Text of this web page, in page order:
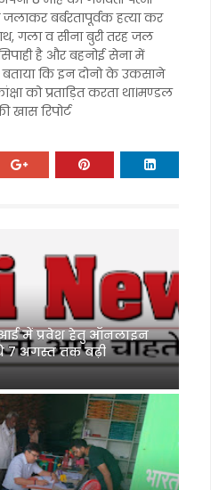
बर्बरतापूर्वक हत्या कर
गला व सीना बुरी तरह जल
है और बहनोई सेना में
कि इन दोनो के उकसाने
को प्रताड़ित करता था।मण्डल
खास रिपोर्ट
में प्रवेश हेतु ऑनलाइन
7 अगस्त तक बढ़ी